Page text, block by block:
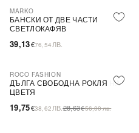
MARKO
БАНСКИ ОТ ДВЕ ЧАСТИ
СВЕТЛОКАФЯВ
39,13€76,54 ЛВ.
-31%
ROCO FASHION
ДЪЛГА СВОБОДНА РОКЛЯ НА
ЦВЕТЯ
19,75€38,62 ЛВ.28,63€56,00лв.